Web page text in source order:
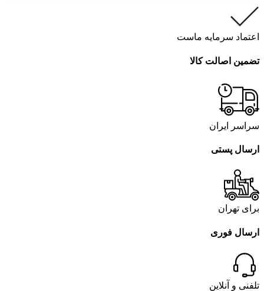
اعتماد سرمایه ماست
تضمین اصالت کالا
سراسر ایران
ارسال پستی
برای تهران
ارسال فوری
تلفنی و آنلاین